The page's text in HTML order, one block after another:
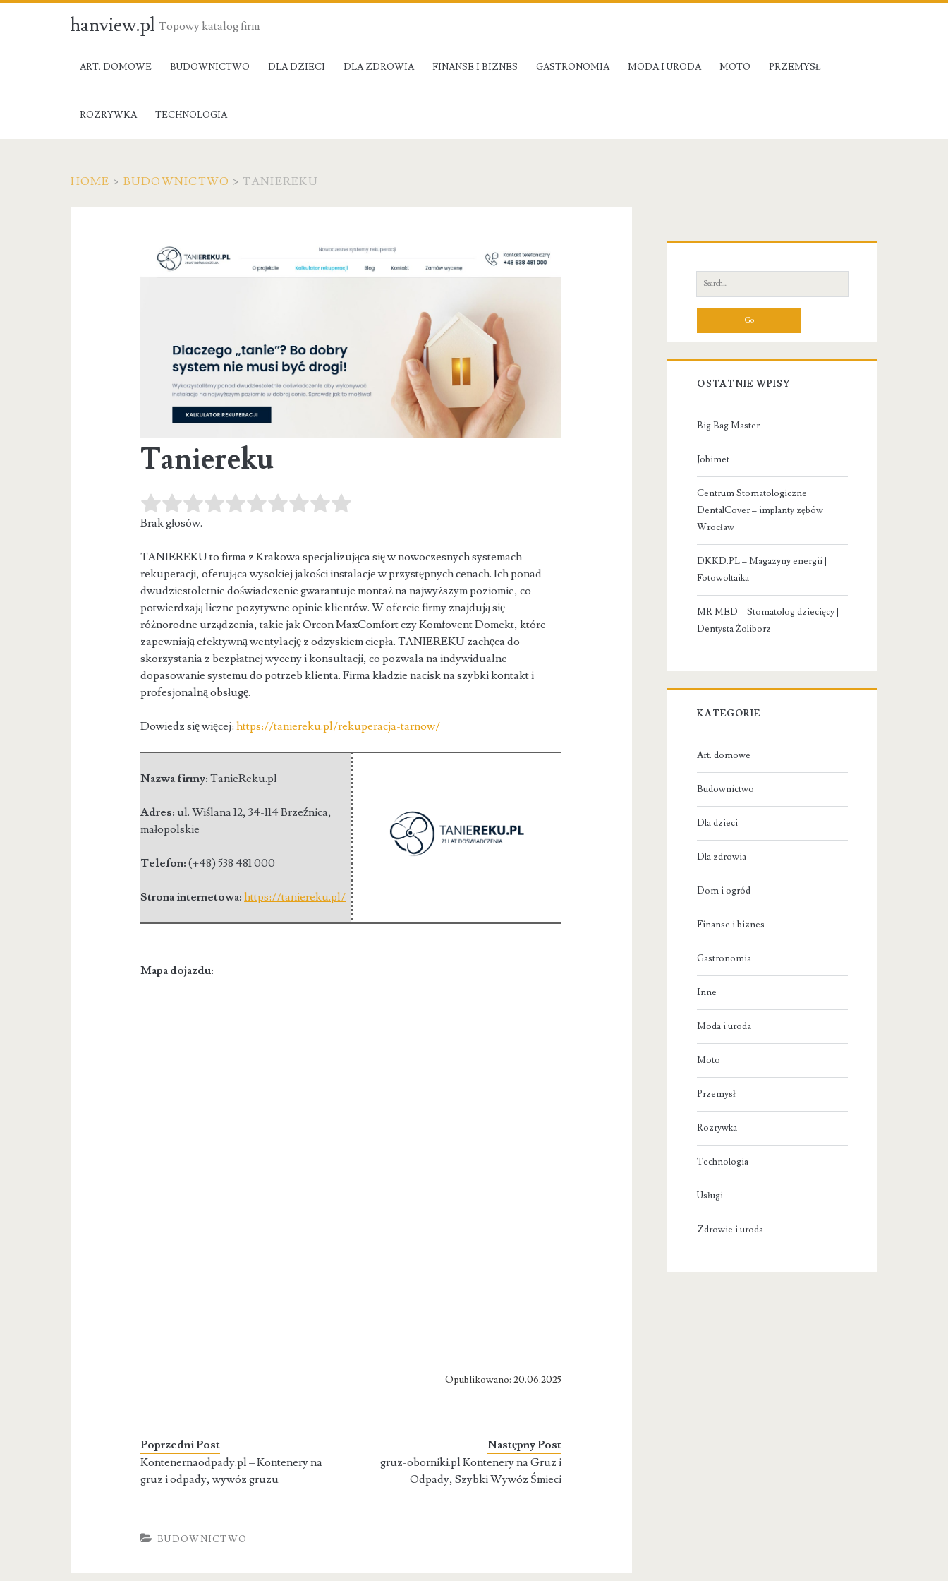
hanview.pl Topowy katalog firm
ART. DOMOWE BUDOWNICTWO DLA DZIECI DLA ZDROWIA FINANSE I BIZNES GASTRONOMIA MODA I URODA MOTO PRZEMYSŁ
ROZRYWKA TECHNOLOGIA
HOME > BUDOWNICTWO > TANIEREKU
Taniereku
Brak głosów.
TANIEREKU to firma z Krakowa specjalizująca się w nowoczesnych systemach
rekuperacji, oferująca wysokiej jakości instalacje w przystępnych cenach. Ich ponad
dwudziestoletnie doświadczenie gwarantuje montaż na najwyższym poziomie, co
potwierdzają liczne pozytywne opinie klientów. W ofercie firmy znajdują się
różnorodne urządzenia, takie jak Orcon MaxComfort czy Komfovent Domekt, które
zapewniają efektywną wentylację z odzyskiem ciepła. TANIEREKU zachęca do
skorzystania z bezpłatnej wyceny i konsultacji, co pozwala na indywidualne
dopasowanie systemu do potrzeb klienta. Firma kładzie nacisk na szybki kontakt i
profesjonalną obsługę.
Dowiedz się więcej:https://taniereku.pl/rekuperacja-tarnow/
Nazwa firmy:TanieReku.pl
Adres:ul. Wiślana 12,34-114 Brzeźnica,
małopolskie
Telefon:(+48) 538 481 000
Strona internetowa:https://taniereku.pl/
Mapa dojazdu:
Opublikowano: 20.06.2025
Poprzedni Post
Kontenernaodpady.pl – Kontenery na
gruz i odpady, wywóz gruzu
Następny Post
gruz-oborniki.pl Kontenery na Gruz i
Odpady, Szybki Wywóz Śmieci
BUDOWNICTWO
Sidebar
Search
for:
OSTATNIE WPISY
Big Bag Master
Jobimet
Centrum Stomatologiczne
DentalCover – implanty zębów
Wrocław
DKKD.PL – Magazyny energii |
Fotowoltaika
MR MED – Stomatolog dziecięcy |
Dentysta Żoliborz
KATEGORIE
Art. domowe
Budownictwo
Dla dzieci
Dla zdrowia
Dom i ogród
Finanse i biznes
Gastronomia
Inne
Moda i uroda
Moto
Przemysł
Rozrywka
Technologia
Usługi
Zdrowie i uroda